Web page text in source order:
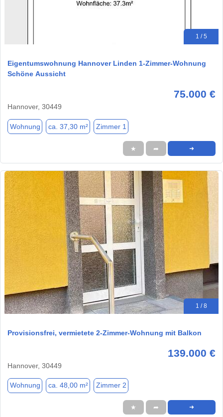
1 / 5
Eigentumswohnung Hannover Linden 1-Zimmer-Wohnung
Schöne Aussicht
75.000 €
Hannover, 30449
Wohnung ca. 37,30 m² Zimmer 1
★ ➦ ➜
1 / 8
Provisionsfrei, vermietete 2-Zimmer-Wohnung mit Balkon
139.000 €
Hannover, 30449
Wohnung ca. 48,00 m² Zimmer 2
★ ➦ ➜